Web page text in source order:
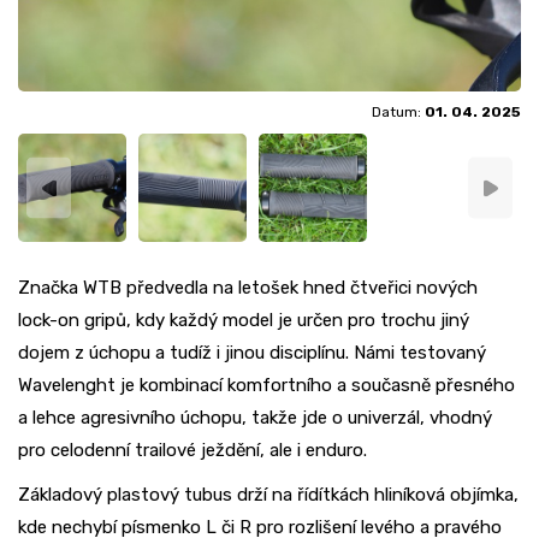
Datum: 01. 04. 2025
Značka WTB předvedla na letošek hned čtveřici nových
lock-on gripů, kdy každý model je určen pro trochu jiný
dojem z úchopu a tudíž i jinou disciplínu. Námi testovaný
Wavelenght je kombinací komfortního a současně přesného
a lehce agresivního úchopu, takže jde o univerzál, vhodný
pro celodenní trailové ježdění, ale i enduro.
Základový plastový tubus drží na řídítkách hliníková objímka,
kde nechybí písmenko L či R pro rozlišení levého a pravého